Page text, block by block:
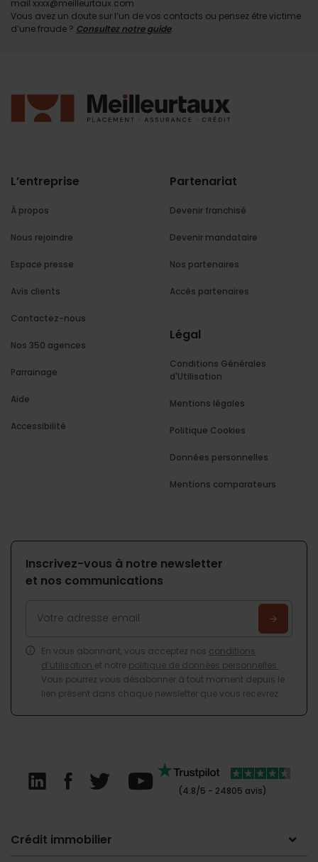
mail xxxx@meilleurtaux.com
Vous avez un doute sur l’un de vos contacts ou pensez être victime
d’une fraude ? Consultez notre guide.
L’entreprise
À propos
Nous rejoindre
Espace presse
Avis clients
Contactez-nous
Nos 350 agences
Parrainage
Aide
Accessibilité
Partenariat
Devenir franchisé
Devenir mandataire
Nos partenaires
Accès partenaires
Légal
Conditions Générales
d'Utilisation
Mentions légales
Politique Cookies
Données personnelles
Mentions comparateurs
Inscrivez-vous à notre newsletter
et nos communications
En vous abonnant, vous acceptez nos conditions
d’utilisation et notre politique de données personnelles
Vous pourrez vous désabonner à tout moment depuis le
lien présent dans chaque newsletter que vous recevrez.
(4.8/5 - 24805 avis)
Crédit immobilier